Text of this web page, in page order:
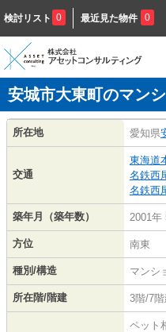
検討リスト 0 最近見た物件 0
安城市大東町のマン
所在地 愛知県
交通
東海道
名鉄西
名鉄西
築年月（築年数） 2001年
方位 南東
種別/構造 マンシ
所在階/階建 3階/7階
ペット